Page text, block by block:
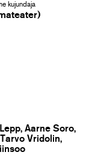
kujundaja
Aarne Soro,
Vridolin,